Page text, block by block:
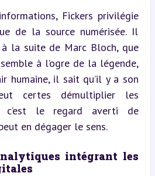
Fickers privilégie
de la source numérisée. Il
la suite de Marc Bloch, que
à l’ogre de la légende,
humaine, il sait qu’il y a son
certes démultiplier les
c’est le regard averti de
en dégager le sens.
intégrant les